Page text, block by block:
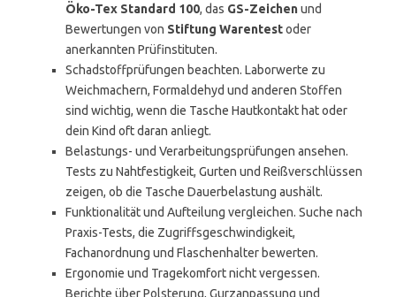
Öko-Tex Standard 100, das GS-Zeichenund
Bewertungen von Stiftung Warentestoder
anerkannten Prüfinstituten.
Schadstoffprüfungen beachten. Laborwerte zu
Weichmachern, Formaldehyd und anderen Stoffen
sind wichtig, wenn die Tasche Hautkontakt hat oder
dein Kind oft daran anliegt.
Belastungs- und Verarbeitungsprüfungen ansehen.
Tests zu Nahtfestigkeit, Gurten und Reißverschlüssen
zeigen, ob die Tasche Dauerbelastung aushält.
Funktionalität und Aufteilung vergleichen. Suche nach
Praxis-Tests, die Zugriffsgeschwindigkeit,
Fachanordnung und Flaschenhalter bewerten.
Ergonomie und Tragekomfort nicht vergessen.
Berichte über Polsterung, Gurzanpassung und